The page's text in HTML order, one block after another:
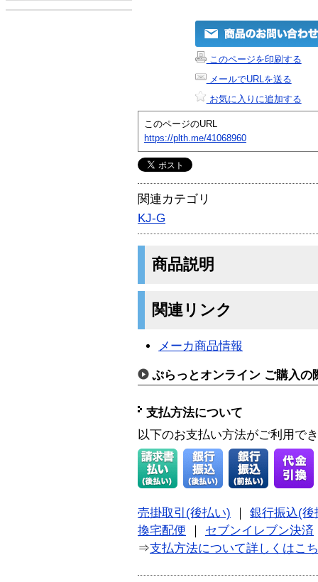
このページを印刷する
メールでURLを送る
お気に入りに追加する
このページのURL
https://plth.me/41068960
関連カテゴリ
KJ-G
商品説明
関連リンク
メーカ商品情報
ぷらっとオンライン ご購入の
支払方法について
以下のお支払い方法がご利用で
売掛取引(後払い)
銀行振込(後
換宅配便
セブンイレブン決済
⇒支払方法について詳しくはこ